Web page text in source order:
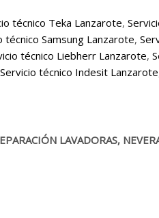
técnico Teka Lanzarote,
técnico Samsung Lanzarote,
técnico Liebherr Lanzarote,
Servicio técnico Indesit Lanzarote
LAVADORAS,